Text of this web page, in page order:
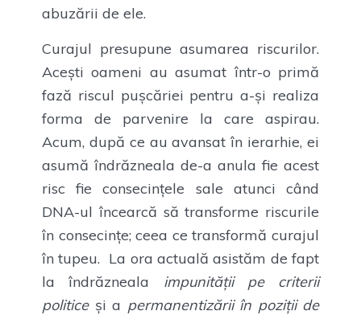
abuzării de ele.
Curajul presupune asumarea riscurilor.
Acești oameni au asumat într-o primă
fază riscul pușcăriei pentru a-și realiza
forma de parvenire la care aspirau.
Acum, după ce au avansat în ierarhie, ei
asumă îndrăzneala de-a anula fie acest
risc fie consecințele sale atunci când
DNA-ul încearcă să transforme riscurile
în consecințe; ceea ce transformă curajul
în tupeu. La ora actuală asistăm de fapt
la îndrăzneala impunității pe criterii
politice și a permanentizării în poziții de